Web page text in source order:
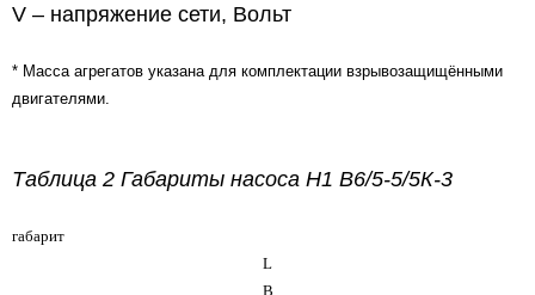
V – напряжение сети, Вольт
* Масса агрегатов указана для комплектации взрывозащищёнными
двигателями.
Таблица 2 Габариты насоса Н1 В6/5-5/5К-3
габарит
L
В